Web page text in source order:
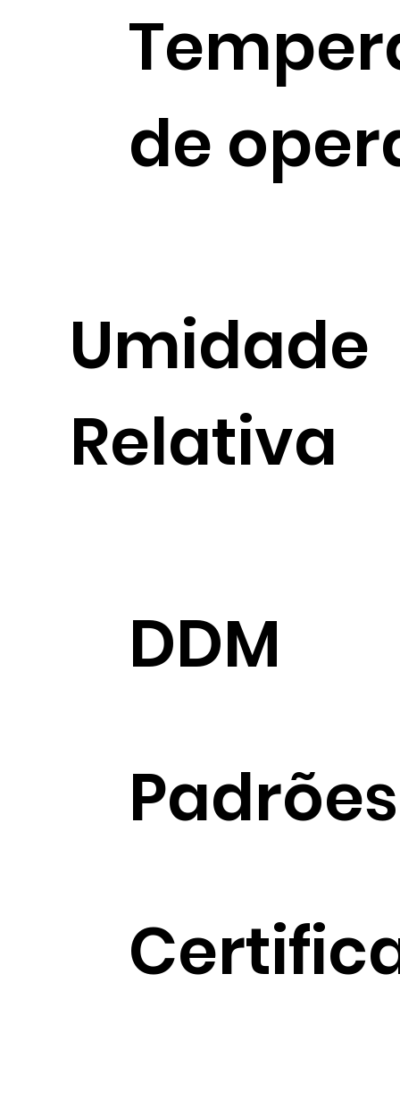
de
Umidade
Relativa
DDM
Padrões